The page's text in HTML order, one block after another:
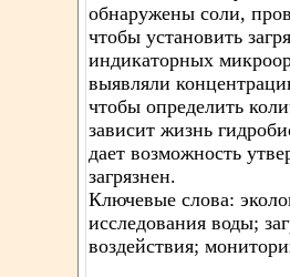
обнаружены соли,
чтобы установить
индикаторных
выявляли
чтобы определить
зависит жизнь
дает возможность
загрязнен.
Ключевые слова:
исследования воды;
воздействия;